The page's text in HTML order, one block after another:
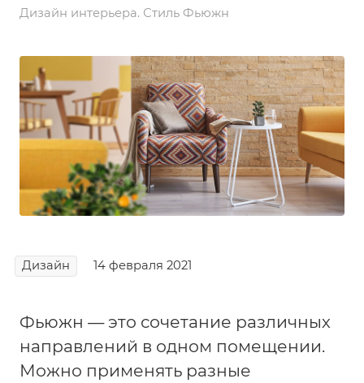
Дизайн интерьера. Стиль Фьюжн
Дизайн 14 февраля 2021
Фьюжн — это сочетание различных
направлений в одном помещении.
Можно применять разные